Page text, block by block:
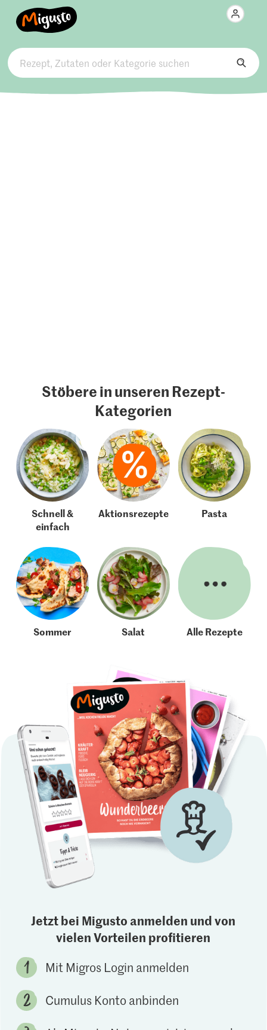
Stöbere in unseren Rezept-
Kategorien
Schnell &
einfach
Aktionsrezepte Pasta
Sommer Salat Alle Rezepte
Jetzt bei Migusto anmelden und von
vielen Vorteilen profitieren
Mit Migros Login anmelden
Cumulus Konto anbinden